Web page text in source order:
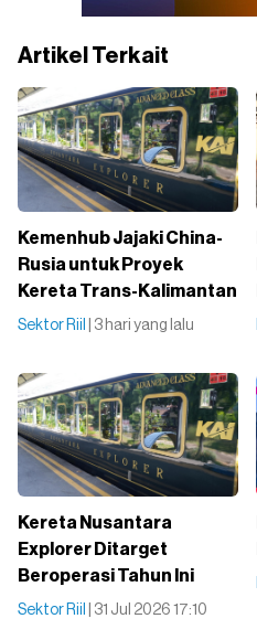
Artikel Terkait
Kemenhub Jajaki China-
Rusia untuk Proyek
Kereta Trans-Kalimantan
Sektor Riil | 3 hari yang lalu
Kereta Nusantara
Explorer Ditarget
Beroperasi Tahun Ini
Sektor Riil | 31 Jul 2026 17:10